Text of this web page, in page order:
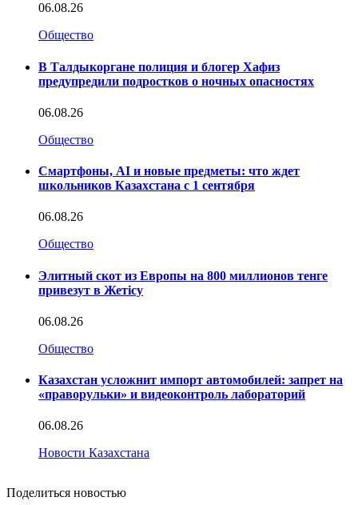
06.08.26
Общество
В Талдыкоргане полиция и блогер Хафиз
предупредили подростков о ночных опасностях
06.08.26
Общество
Смартфоны, AI и новые предметы: что ждет
школьников Казахстана с 1 сентября
06.08.26
Общество
Элитный скот из Европы на 800 миллионов тенге
привезут в Жетісу
06.08.26
Общество
Казахстан усложнит импорт автомобилей: запрет на
«праворульки» и видеоконтроль лабораторий
06.08.26
Новости Казахстана
Поделиться новостью